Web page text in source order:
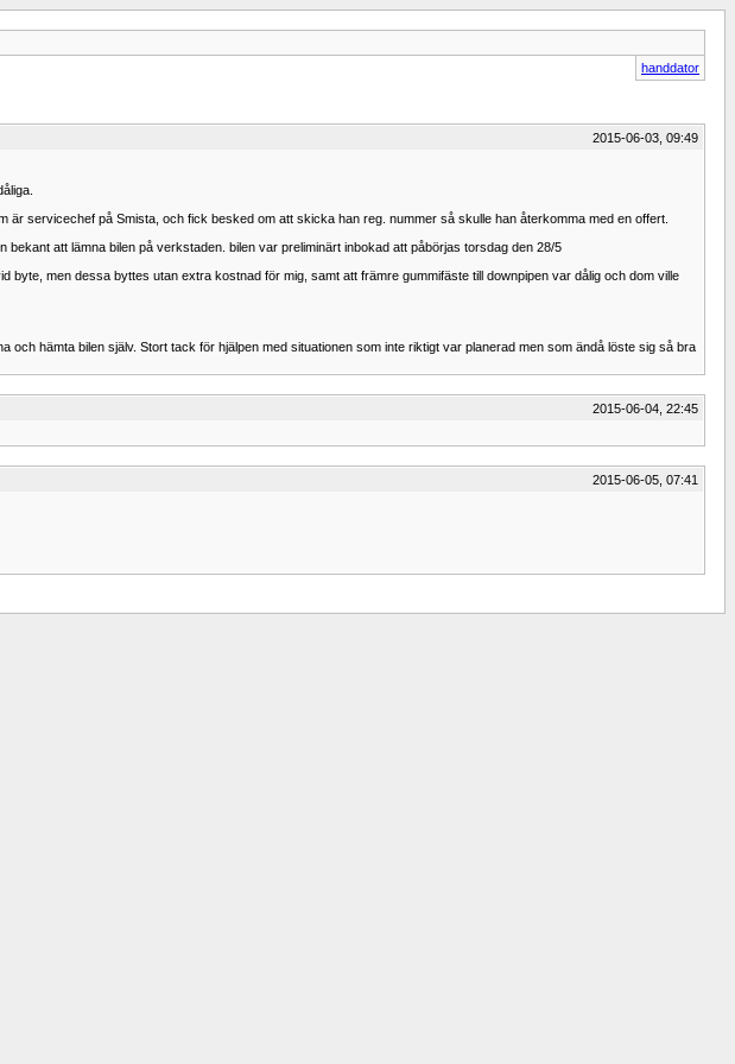
handdator
2015-06-03, 09:49
servicechef på Smista, och fick besked om att skicka han reg. nummer så skulle han återkomma med en offert.
att lämna bilen på verkstaden. bilen var preliminärt inbokad att påbörjas torsdag den 28/5
men dessa byttes utan extra kostnad för mig, samt att främre gummifäste till downpipen var dålig och dom ville
hämta bilen själv. Stort tack för hjälpen med situationen som inte riktigt var planerad men som ändå löste sig så bra
2015-06-04, 22:45
2015-06-05, 07:41